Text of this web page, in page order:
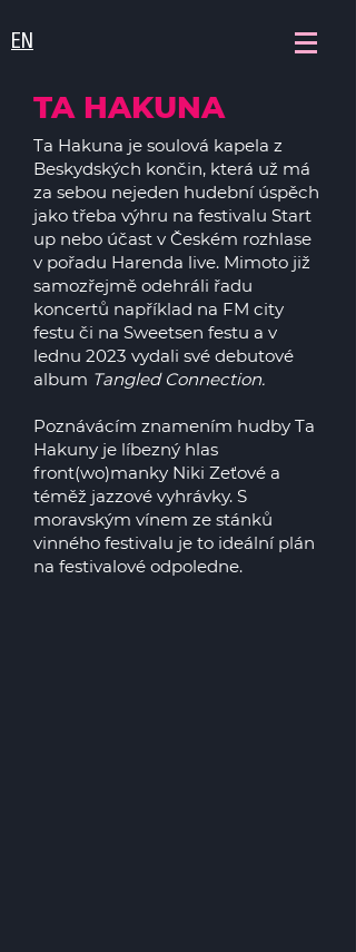
EN
TA HAKUNA
Ta Hakuna je soulová kapela z
Beskydských končin, která už má
za sebou nejeden hudební úspěch
jako třeba výhru na festivalu Start
up nebo účast v Českém rozhlase
v pořadu Harenda live. Mimoto již
samozřejmě odehráli řadu
koncertů například na FM city
festu či na Sweetsen festu a v
lednu 2023 vydali své debutové
album Tangled Connection.
Poznávácím znamením hudby Ta
Hakuny je líbezný hlas
front(wo)manky Niki Zeťové a
téměž jazzové vyhrávky. S
moravským vínem ze stánků
vinného festivalu je to ideální plán
na festivalové odpoledne.